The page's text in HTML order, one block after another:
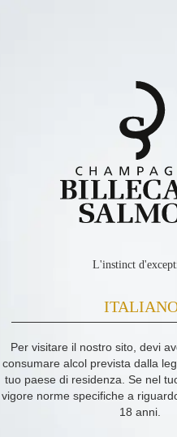
L'instinct
Per visitare il nostro sito, devi
consumare alcol prevista dalla
tuo paese di residenza. Se nel
vigore norme specifiche a
18 anni.